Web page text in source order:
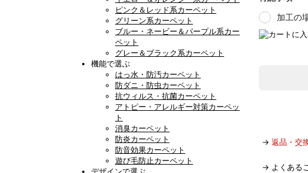
ピンク＆レッド系カーペット
グリーン系カーペット
ブルー・ネービー＆パープル系カー
ペット
グレー＆ブラック系カーペット
機能で選ぶ
はっ水・防汚カーペット
防ダニ・防虫カーペット
抗ウィルス・抗菌カーペット
アトピー・アレルギー対策カーペッ
ト
消臭カーペット
防炎カーペット
防音効果カーペット
遊び毛防止カーペット
デザインで選ぶ
加工の
→ 返品・交
→ よくある